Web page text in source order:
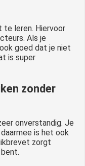
te leren. Hiervoor
Als je
goed dat je niet
is super
zonder
onverstandig. Je
is het ook
zorgt